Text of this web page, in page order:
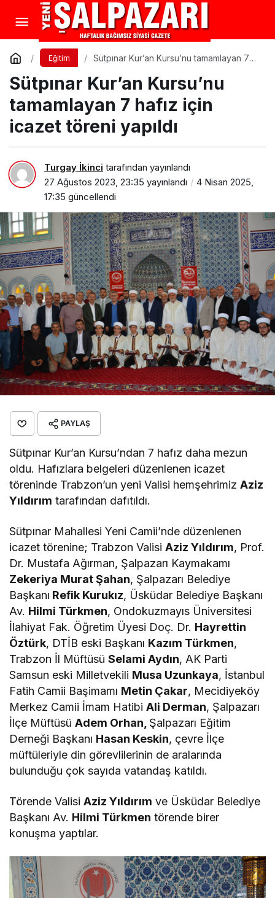
Eğitim
Sütpınar Kur’an Kursu’nu tamamlayan 7
Sütpınar Kur’an Kursu’nu
tamamlayan 7 hafız için
icazet töreni yapıldı
Turgay İkinci tarafından yayınlandı
27 Ağustos 2023, 23:35 yayınlandı
4 Nisan 2025,
17:35 güncellendi
PAYLAŞ
Sütpınar Kur’an Kursu’ndan 7 hafız daha mezun
oldu. Hafızlara belgeleri düzenlenen icazet
töreninde Trabzon’un yeni Valisi hemşehrimizAziz
Yıldırım tarafından dafıtıldı.
Sütpınar Mahallesi Yeni Camii’nde düzenlenen
icazet törenine; Trabzon ValisiAziz Yıldırım, Prof.
Dr. Mustafa Ağırman, Şalpazarı Kaymakamı
Zekeriya Murat Şahan, Şalpazarı Belediye
Başkanı Refik Kurukız, Üsküdar Belediye Başkanı
Av. Hilmi Türkmen, Ondokuzmayıs Üniversitesi
İlahiyat Fak. Öğretim Üyesi Doç. Dr. Hayrettin
Öztürk, DTİB eski Başkanı Kazım Türkmen,
Trabzon İl MüftüsüSelami Aydın, AK Parti
Samsun eski Milletvekili Musa Uzunkaya, İstanbul
Fatih Camii Başimamı Metin Çakar, Mecidiyeköy
Merkez Camii İmam HatibiAli Derman, Şalpazarı
İlçe MüftüsüAdem Orhan, Şalpazarı Eğitim
Derneği Başkanı Hasan Keskin, çevre İlçe
müftüleriyle din görevlilerinin de aralarında
bulunduğu çok sayıda vatandaş katıldı.
Törende ValisiAziz Yıldırım ve Üsküdar Belediye
Başkanı Av. Hilmi Türkmen törende birer
konuşma yaptılar.